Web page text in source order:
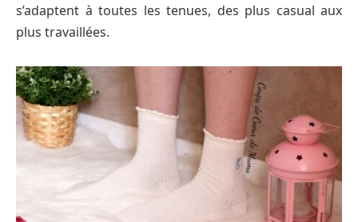
s’adaptent à toutes les tenues, des plus casual aux
plus travaillées.